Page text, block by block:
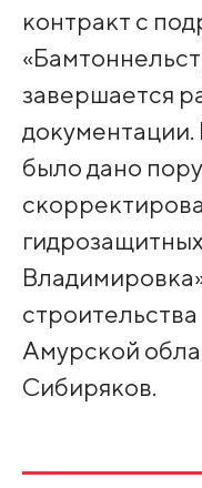
контракт с
завершается
было дано
Амурской
Сибиряков.